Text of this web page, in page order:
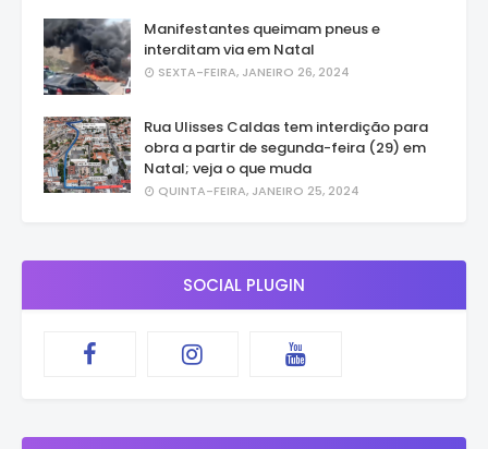
Manifestantes queimam pneus e
interditam via em Natal
SEXTA-FEIRA, JANEIRO 26, 2024
Rua Ulisses Caldas tem interdição para
obra a partir de segunda-feira (29) em
Natal; veja o que muda
QUINTA-FEIRA, JANEIRO 25, 2024
SOCIAL PLUGIN